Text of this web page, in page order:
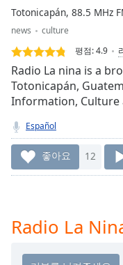
Loaded:
0.00%
Stream
Type LIVE
Seek to
live,
currently
live
LIVE
Remaining
Time-
Rate
Chapters
Totonicapán, 88.5 MHz
news
culture
평점:4.9
Radio La nina is a
Totonicapán,
Information, Culture
Español
좋아요 12
Radio La